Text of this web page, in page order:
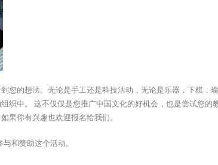
您的想法。无论是手工还是科技活动，无论是乐器，下棋，
中。 这不仅仅是您推广中国文化的好机会，也是尝试您的
果你有兴趣也欢迎报名给我们。
和赞助这个活动。